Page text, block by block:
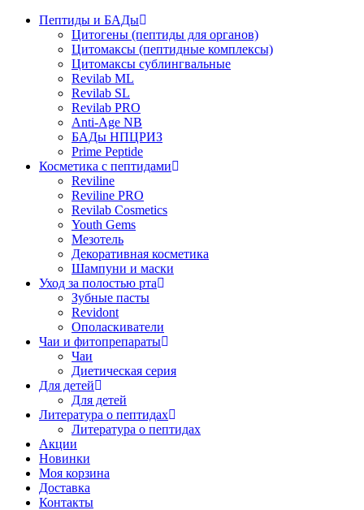
Пептиды и БАДы
Цитогены (пептиды для органов)
Цитомаксы (пептидные комплексы)
Цитомаксы сублингвальные
Revilab ML
Revilab SL
Revilab PRO
Anti-Age NB
БАДы НПЦРИЗ
Prime Peptide
Косметика с пептидами
Reviline
Reviline PRO
Revilab Cosmetics
Youth Gems
Мезотель
Декоративная косметика
Шампуни и маски
Уход за полостью рта
Зубные пасты
Revidont
Ополаскиватели
Чаи и фитопрепараты
Чаи
Диетическая серия
Для детей
Для детей
Литература о пептидах
Литература о пептидах
Акции
Новинки
Моя корзина
Доставка
Контакты